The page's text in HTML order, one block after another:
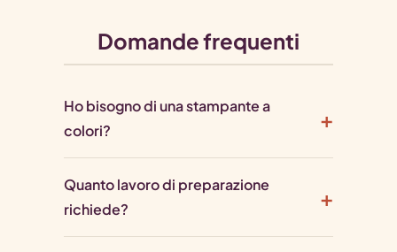
Domande frequenti
Ho bisogno di una stampante a
colori?
Quanto lavoro di preparazione
richiede?